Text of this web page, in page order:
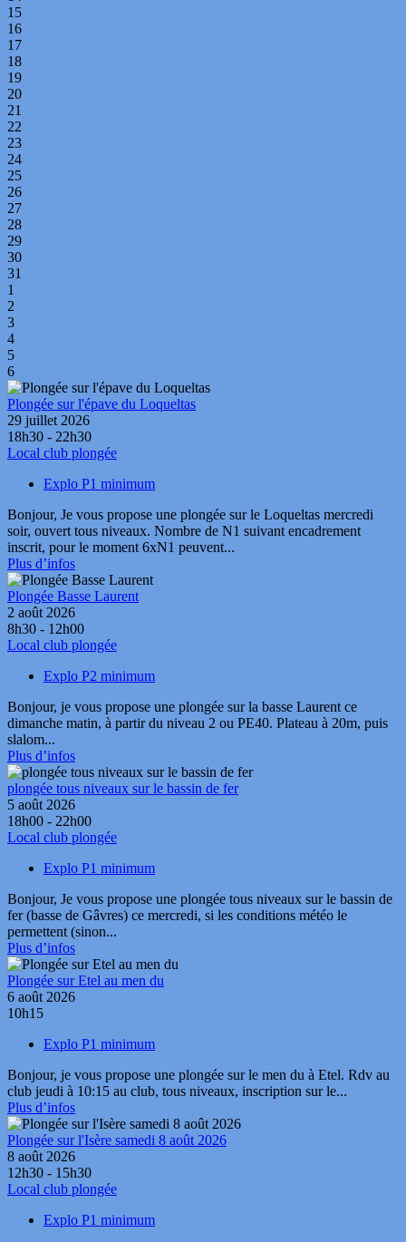
15
16
17
18
19
20
21
22
23
24
25
26
27
28
29
30
31
1
2
3
4
5
6
Plongée sur l'épave du Loqueltas
29 juillet 2026
18h30 - 22h30
Local club plongée
Explo P1 minimum
Bonjour, Je vous propose une plongée sur le Loqueltas mercredi
soir, ouvert tous niveaux. Nombre de N1 suivant encadrement
inscrit, pour le moment 6xN1 peuvent...
Plus d’infos
Plongée Basse Laurent
2 août 2026
8h30 - 12h00
Local club plongée
Explo P2 minimum
Bonjour, je vous propose une plongée sur la basse Laurent ce
dimanche matin, à partir du niveau 2 ou PE40. Plateau à 20m, puis
slalom...
Plus d’infos
plongée tous niveaux sur le bassin de fer
5 août 2026
18h00 - 22h00
Local club plongée
Explo P1 minimum
Bonjour, Je vous propose une plongée tous niveaux sur le bassin de
fer (basse de Gâvres) ce mercredi, si les conditions météo le
permettent (sinon...
Plus d’infos
Plongée sur Etel au men du
6 août 2026
10h15
Explo P1 minimum
Bonjour, je vous propose une plongée sur le men du à Etel. Rdv au
club jeudi à 10:15 au club, tous niveaux, inscription sur le...
Plus d’infos
Plongée sur l'Isère samedi 8 août 2026
8 août 2026
12h30 - 15h30
Local club plongée
Explo P1 minimum